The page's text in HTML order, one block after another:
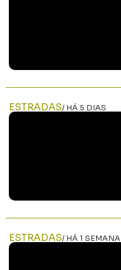
ESTRADAS/ HÁ 5 DIAS
ESTRADAS/ HÁ 1 SEMANA